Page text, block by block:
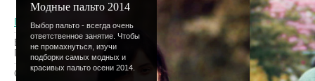
Модные пальто 2014
Выбор пальто - всегда очень
ответственное занятие. Чтобы
не промахнуться, изучи
подборки самых модных и
красивых пальто осени 2014.
Главная»Статьи» Красота
В категории материалов
Показано материалов: 51-60
Сортировать по: Дате ·Названию · Комментариям·